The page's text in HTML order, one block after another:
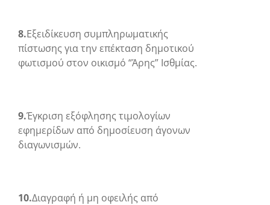
8.Εξειδίκευση συμπληρωματικής
πίστωσης για την επέκταση δημοτικού
φωτισμού στον οικισμό “Άρης” Ισθμίας.
9.Έγκριση εξόφλησης τιμολογίων
εφημερίδων από δημοσίευση άγονων
διαγωνισμών.
10.Διαγραφή ή μη οφειλής από